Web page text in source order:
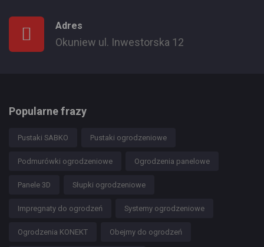
Adres
Okuniew ul. Inwestorska 12
Popularne frazy
Pustaki SABKO Pustaki ogrodzeniowe
Podmurówki ogrodzeniowe Ogrodzenia panelowe
Panele 3D Słupki ogrodzeniowe
Impregnaty do ogrodzeń Systemy ogrodzeniowe
Ogrodzenia KONEKT Obejmy do ogrodzeń